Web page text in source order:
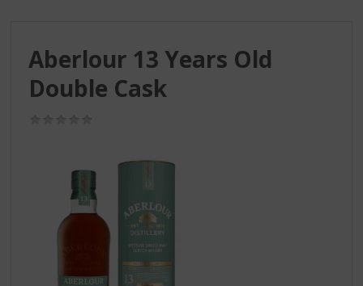
Aberlour 13 Years Old
Double Cask